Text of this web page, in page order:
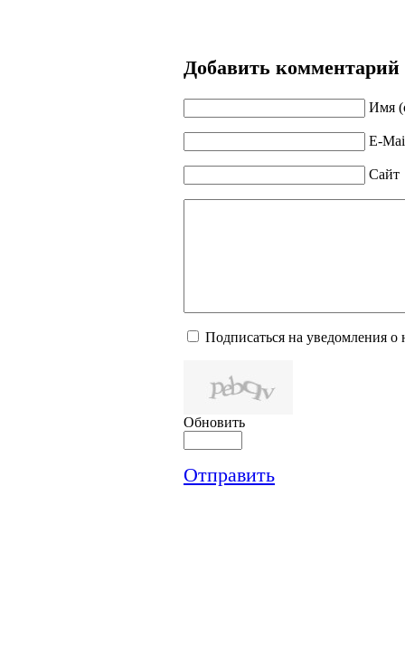
Добавить комментарий
Имя
E-
Сайт
Подписаться на уведомления
Обновить
Отправить